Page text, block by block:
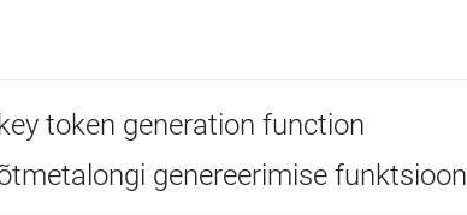
token generation function
genereerimise funktsioon